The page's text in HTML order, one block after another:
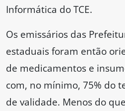
Informática do TCE.
Os emissários das
estaduais foram então
de medicamentos e
com, no mínimo, 75% do
de validade. Menos do